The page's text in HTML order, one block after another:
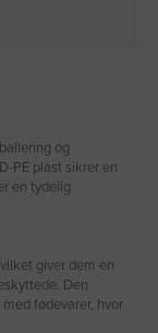
og
PE plast sikrer en
en tydelig
giver dem en
Den
fødevarer, hvor